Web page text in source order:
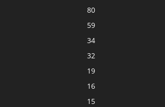
80
59
34
32
19
16
15